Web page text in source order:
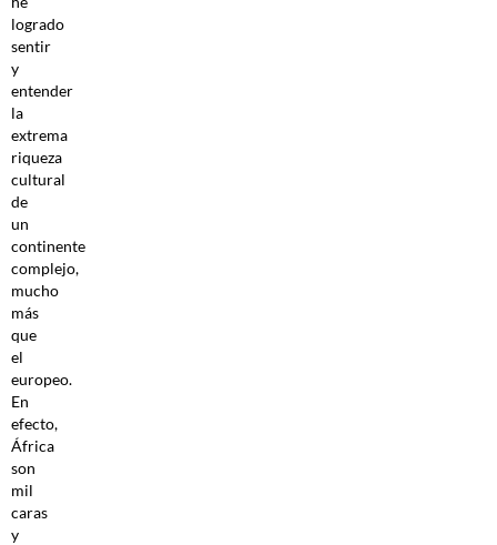
logrado
sentir
y
entender
la
extrema
riqueza
cultural
de
un
continente
complejo,
mucho
más
que
el
europeo.
En
efecto,
África
son
mil
caras
y